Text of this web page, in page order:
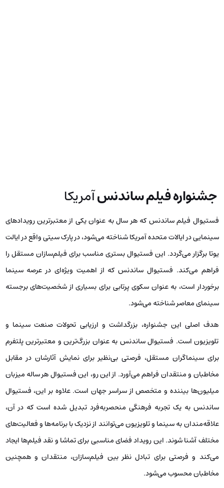
جشنواره فیلم ساندنسآمریکا
فستیوال فیلم ساندنس که هر سال به عنوان یکی از معتبرترین رویدادهای
سینمایی در ایالات متحده آمریکا شناخته می‌شود، در پارک سیتی واقع در ایالت
یوتا برگزار می‌گردد. این فستیوال بستری مناسب برای فیلم‌سازان مستقل را
فراهم می‌کند. فستیوال ساندنس که از اهمیت ویژه‌ای در عرصه سینما
برخوردار است، به عنوان سکوی پرتابی برای بسیاری از شخصیت‌های برجسته
سینمای معاصر شناخته می‌شود.
هدف اصلی این جشنواره، بزرگداشت و ارزیابی تحولات صنعت سینما و
تلویزیون است. فستیوال ساندنس به عنوان بزرگ‌ترین و معتبرترین پلتفرم
برای سینماگران مستقل، فرصتی بی‌نظیر برای نمایش آثارشان در مقابل
مخاطبان و منتقدان فراهم می‌آورد. از این رو، این فستیوال هر ساله میزبان
میلیون‌ها بیننده و متخصص از سراسر جهان است. علاوه بر این، فستیوال
ساندنس به یک تجربه فرهنگی منحصربه‌فرد تبدیل شده است که در آن،
علاقه‌مندان به سینما و تلویزیون می‌توانند از نزدیک با برنامه‌ها و فعالیت‌های
مختلف آشنا شوند. این رویداد فضای مناسبی برای تماشا و نقد فیلم‌ها ایجاد
می‌کند و فرصتی برای تبادل نظر بین فیلم‌سازان، منتقدان و همچنین
مخاطبان محسوب می‌شود.